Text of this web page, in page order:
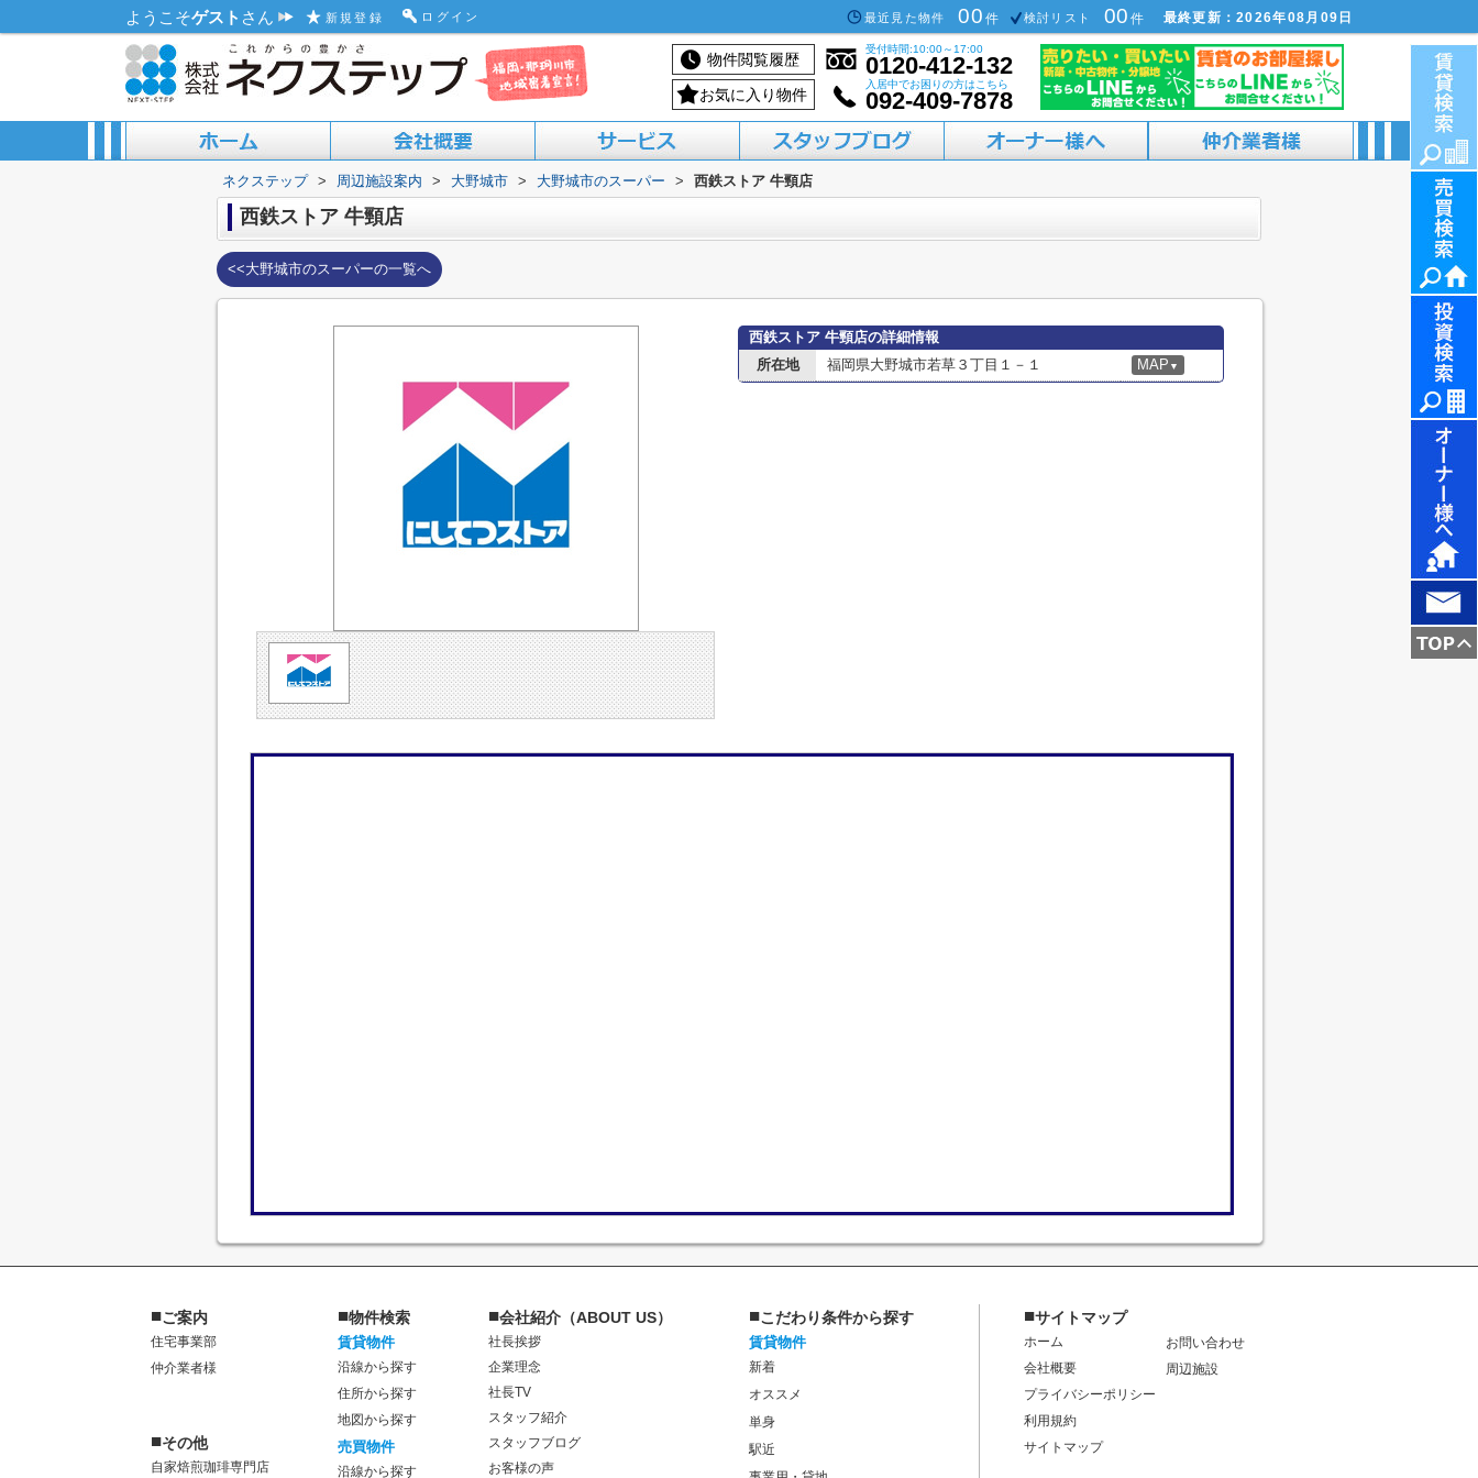
ようこそゲスト さん 新規登録 ログイン 最近見た物件 00 件 検討リスト 00 件 最終更新：2026年08月09日
物件閲覧履歴
受付時間:10:00～17:00
0120-412-132
お気に入り物件
入居中でお困りの方はこちら
092-409-7878
ABOUT US
ACCESS MAP 買いたい方へ
借りたい方へ
売りたい方へ
貸したい方へ
活用したい方へ
ネクステップ > 周辺施設案内 > 大野城市 > 大野城市のスーパー > 西鉄ストア 牛頸店
西鉄ストア 牛頸店
<<大野城市のスーパーの一覧へ
西鉄ストア 牛頸店の詳細情報
所在地
福岡県大野城市若草３丁目１－１ MAP ▼
■ご案内
住宅事業部
仲介業者様
■その他
自家焙煎珈琲専門店
■物件検索
賃貸物件
沿線から探す
住所から探す
地図から探す
売買物件
沿線から探す
■会社紹介（ABOUT US）
社長挨拶
企業理念
社長TV
スタッフ紹介
スタッフブログ
お客様の声
■こだわり条件から探す
賃貸物件
新着
オススメ
単身
駅近
■サイトマップ
ホーム
会社概要
プライバシーポリシー
利用規約
サイトマップ
お問い合わせ
周辺施設